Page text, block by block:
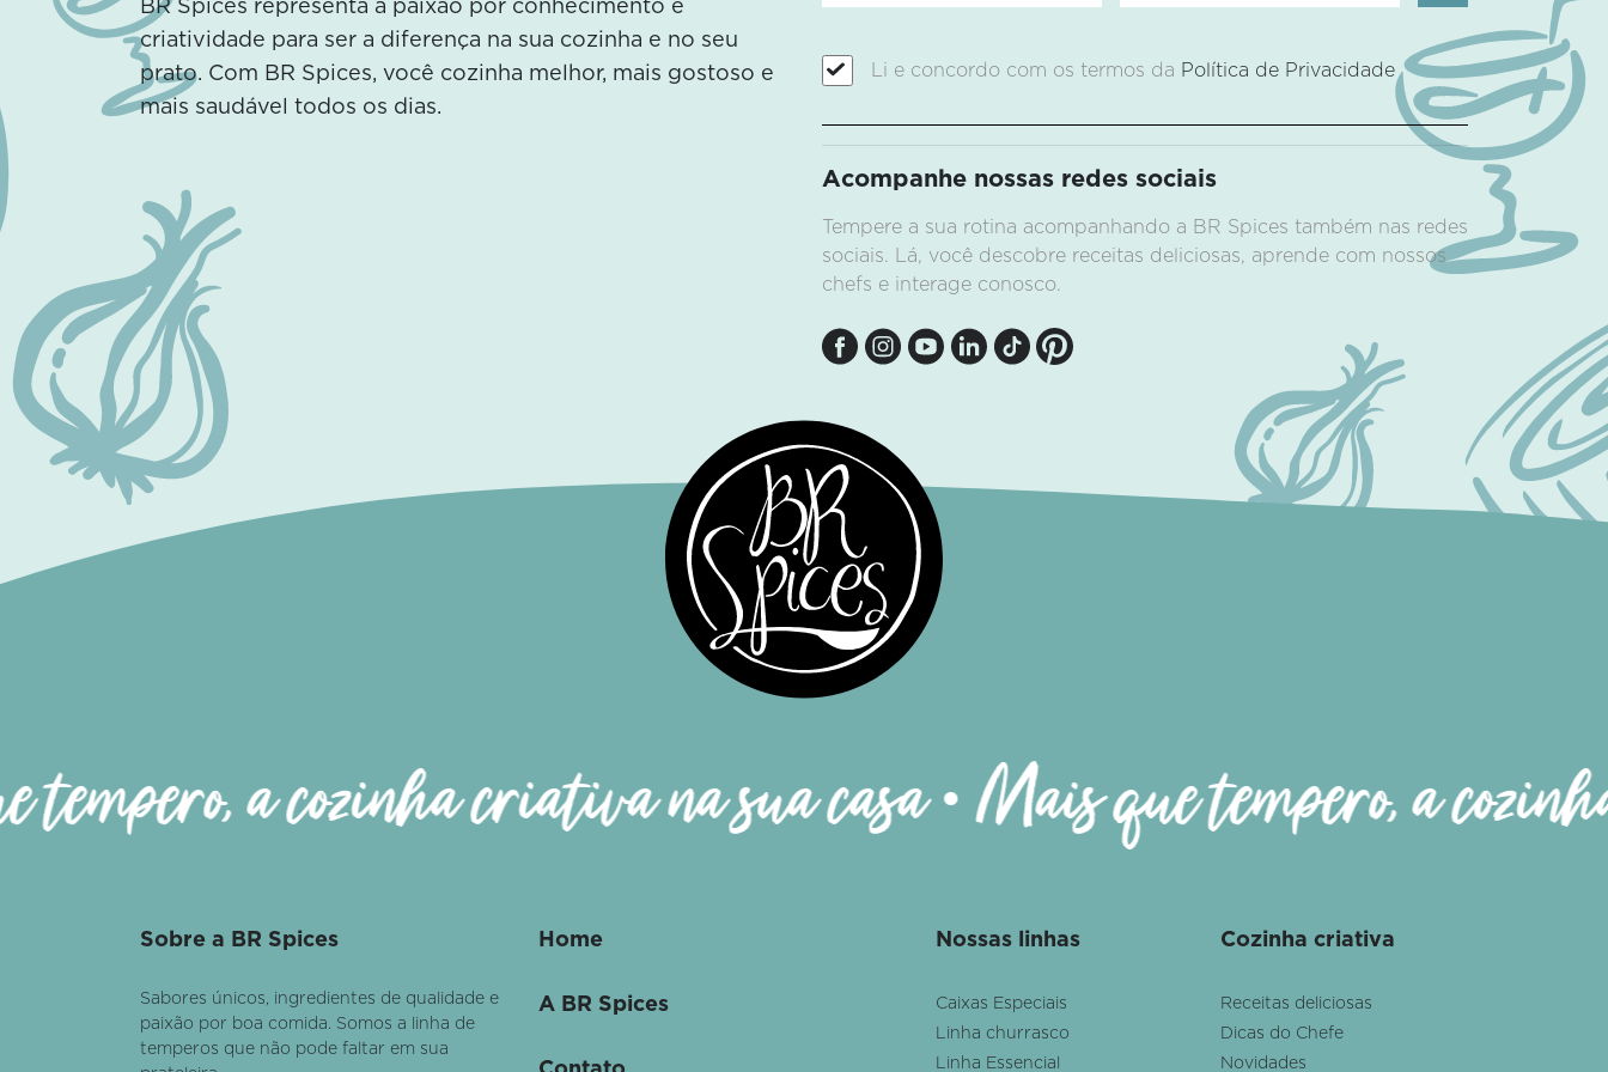
2 temperos naturais para
Acompanhe nossas redes sociais
BR Spices representa a paixão por conhecimento e
criatividade para ser a diferença na sua cozinha e no seu
prato. Com BR Spices, você cozinha melhor, mais gostoso e
mais saudável todos os dias.
Li e concordo com os termos da Política de Privacidade
Acompanhe nossas redes sociais
Tempere a sua rotina acompanhando a BR Spices também nas redes
sociais. Lá, você descobre receitas deliciosas, aprende com nossos
chefs e interage conosco.
a cozinha criativa na sua casa • Mais que tempero, a
Sobre a BR Spices
Sabores únicos, ingredientes de qualidade e
paixão por boa comida. Somos a linha de
temperos que não pode faltar em sua
Home
A BR Spices
Nossas linhas
Caixas Especiais
Linha churrasco
Linha Essencial
Cozinha criativa
Receitas deliciosas
Dicas do Chefe
Novidades